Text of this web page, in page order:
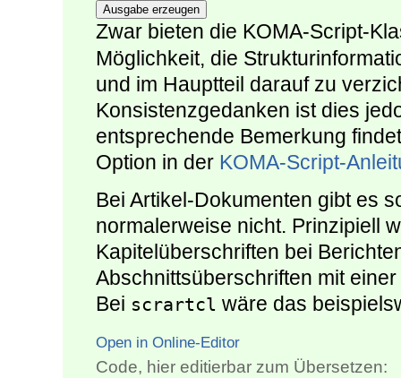
Ausgabe erzeugen
Zwar bieten die KOMA-Script-
Möglichkeit, die
und im Hauptteil darauf zu
Konsistenzgedanken ist dies
entsprechende Bemerkung
Option in der KOMA-Script-
Bei Artikel-Dokumenten gibt es
normalerweise nicht. Prinzipiell
Kapitelüberschriften bei
Abschnittsüberschriften mit
Bei scrartcl wäre das
Open in Online-Editor
Code, hier editierbar zum Übersetzen: